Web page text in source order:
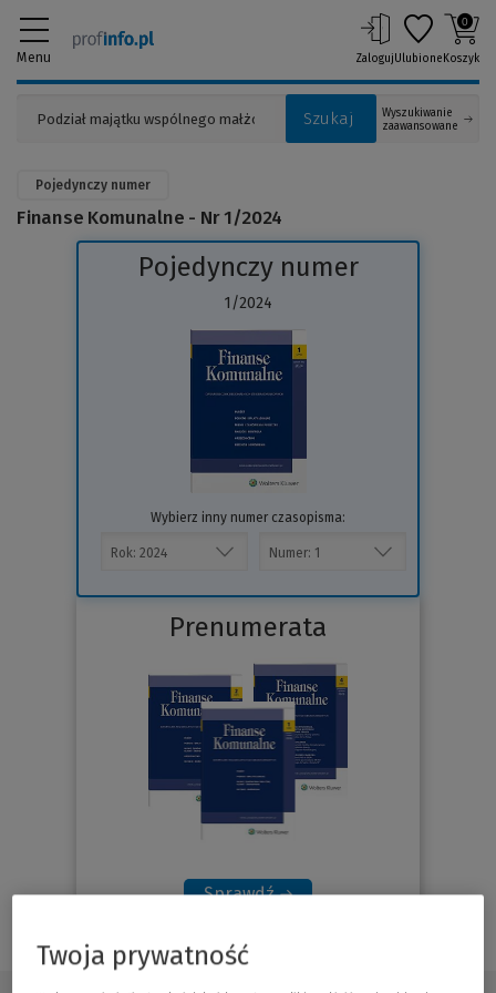
Menu
Szukaj
Wyszukiwanie
zaawansowane
ZalogujUlubione
0
Koszyk
Pojedynczy numer
Finanse Komunalne - Nr 1/2024
Pojedynczy numer
1/2024
do
Wybierz inny numer czasopisma:
Prenumerata
Sprawdź
Twoja prywatność